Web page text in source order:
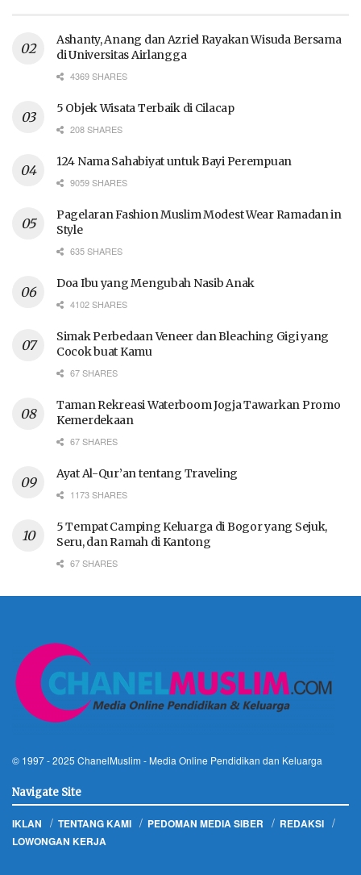
Ashanty, Anang dan Azriel Rayakan Wisuda Bersama
di Universitas Airlangga
4369 SHARES
5 Objek Wisata Terbaik di Cilacap
208 SHARES
124 Nama Sahabiyat untuk Bayi Perempuan
9059 SHARES
Pagelaran Fashion Muslim Modest Wear Ramadan in
Style
635 SHARES
Doa Ibu yang Mengubah Nasib Anak
4102 SHARES
Simak Perbedaan Veneer dan Bleaching Gigi yang
Cocok buat Kamu
67 SHARES
Taman Rekreasi Waterboom Jogja Tawarkan Promo
Kemerdekaan
67 SHARES
Ayat Al-Qur’an tentang Traveling
1173 SHARES
5 Tempat Camping Keluarga di Bogor yang Sejuk,
Seru, dan Ramah di Kantong
67 SHARES
© 1997 - 2025 ChanelMuslim - Media Online Pendidikan dan Keluarga
Navigate Site
IKLAN TENTANG KAMI PEDOMAN MEDIA SIBER
REDAKSI
LOWONGAN KERJA